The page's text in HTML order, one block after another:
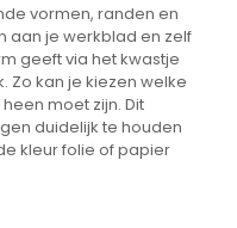
vormen, randen en
aan je werkblad en zelf
geeft via het kwastje
Zo kan je kiezen welke
moet zijn. Dit
duidelijk te houden
kleur folie of papier